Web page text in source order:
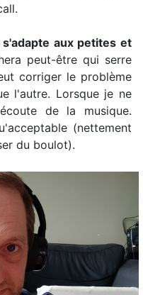
s'adapte aux petites et
peut-être qui serre
corriger le problème
l'autre. Lorsque je ne
de la musique.
(nettement
du boulot).